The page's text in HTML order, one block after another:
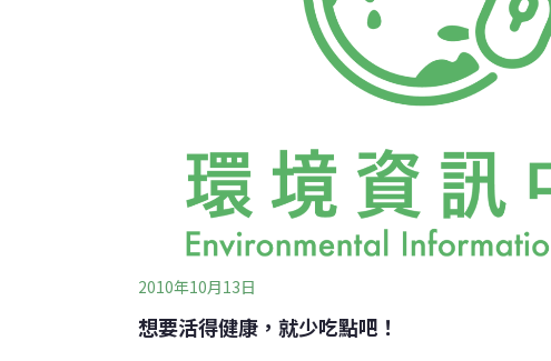
2010年10月13日
想要活得健康，就少吃點吧！